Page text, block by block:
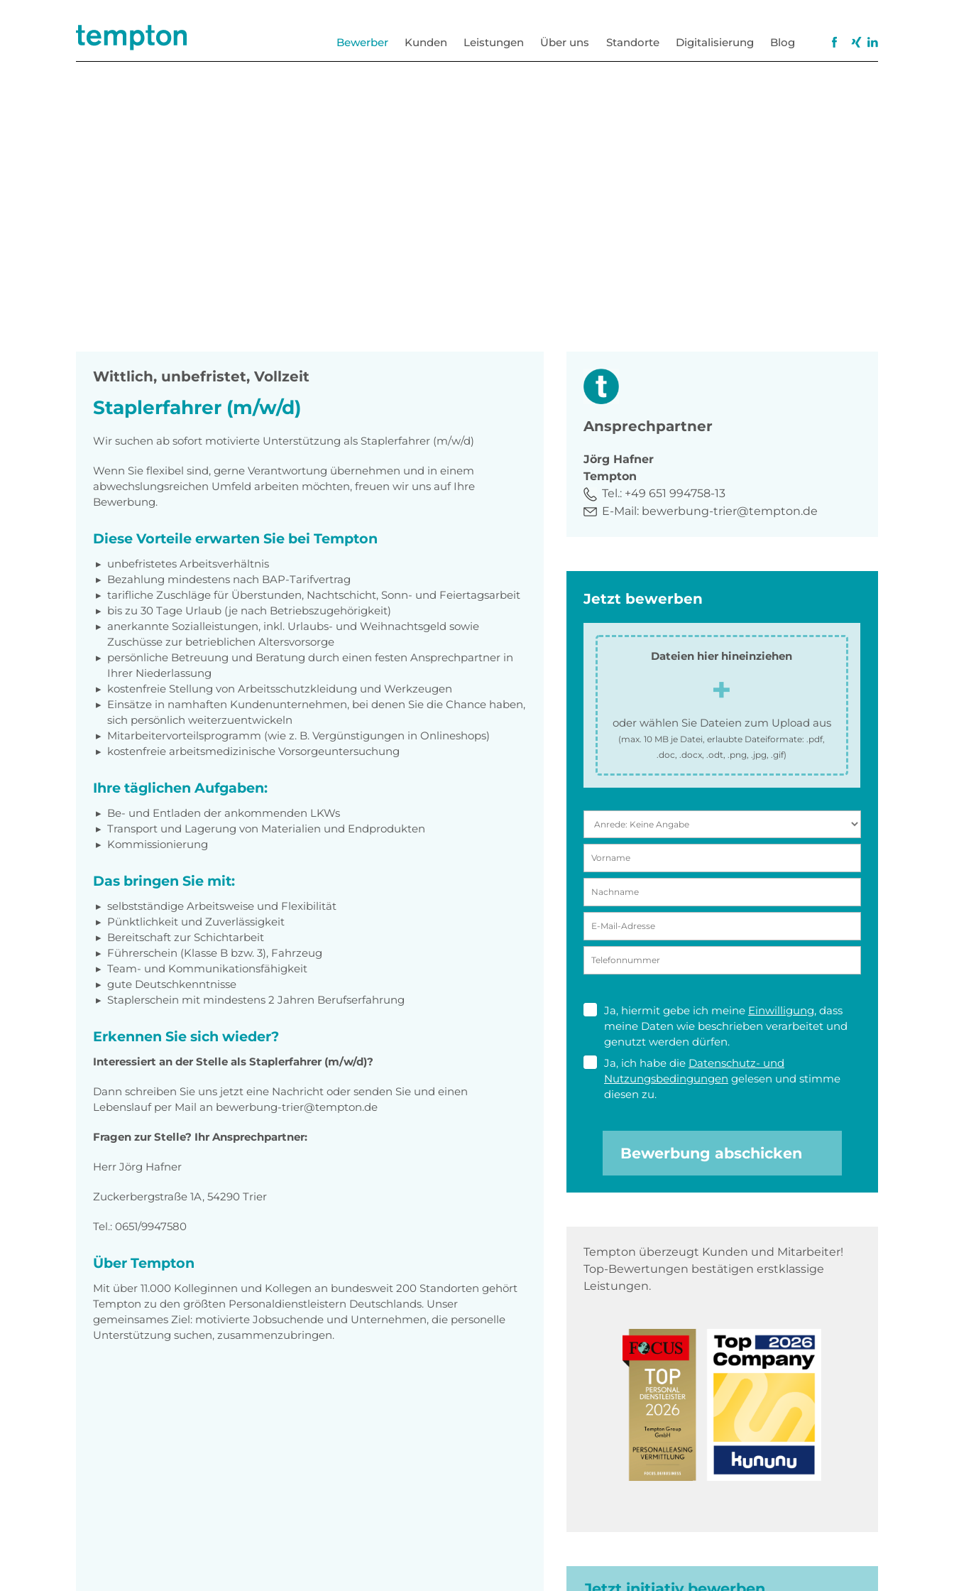
Bewerber Kunden Leistungen Über uns Standorte Digitalisierung Blog
Wittlich, unbefristet, Vollzeit
Staplerfahrer (m/w/d)
Wir suchen ab sofort motivierte Unterstützung als Staplerfahrer (m/w/d)
Wenn Sie flexibel sind, gerne Verantwortung übernehmen und in einem
abwechslungsreichen Umfeld arbeiten möchten, freuen wir uns auf Ihre
Bewerbung.
Diese Vorteile erwarten Sie bei Tempton
unbefristetes Arbeitsverhältnis
Bezahlung mindestens nach BAP-Tarifvertrag
tarifliche Zuschläge für Überstunden, Nachtschicht, Sonn- und Feiertagsarbeit
bis zu 30 Tage Urlaub (je nach Betriebszugehörigkeit)
anerkannte Sozialleistungen, inkl. Urlaubs- und Weihnachtsgeld sowie
Zuschüsse zur betrieblichen Altersvorsorge
persönliche Betreuung und Beratung durch einen festen Ansprechpartner in
Ihrer Niederlassung
kostenfreie Stellung von Arbeitsschutzkleidung und Werkzeugen
Einsätze in namhaften Kundenunternehmen, bei denen Sie die Chance haben,
sich persönlich weiterzuentwickeln
Mitarbeitervorteilsprogramm (wie z. B. Vergünstigungen in Onlineshops)
kostenfreie arbeitsmedizinische Vorsorgeuntersuchung
Ihre täglichen Aufgaben:
Be- und Entladen der ankommenden LKWs
Transport und Lagerung von Materialien und Endprodukten
Kommissionierung
Das bringen Sie mit:
selbstständige Arbeitsweise und Flexibilität
Pünktlichkeit und Zuverlässigkeit
Bereitschaft zur Schichtarbeit
Führerschein (Klasse B bzw. 3), Fahrzeug
Team- und Kommunikationsfähigkeit
gute Deutschkenntnisse
Staplerschein mit mindestens 2 Jahren Berufserfahrung
Erkennen Sie sich wieder?
Interessiert an der Stelle als Staplerfahrer (m/w/d)?
Dann schreiben Sie uns jetzt eine Nachricht oder senden Sie und einen
Lebenslauf per Mail an bewerbung-trier@tempton.de
Fragen zur Stelle? Ihr Ansprechpartner:
Herr Jörg Hafner
Zuckerbergstraße 1A, 54290 Trier
Tel.: 0651/9947580
Über Tempton
Mit über 11.000 Kolleginnen und Kollegen an bundesweit 200 Standorten gehört
Tempton zu den größten Personaldienstleistern Deutschlands. Unser
gemeinsames Ziel: motivierte Jobsuchende und Unternehmen, die personelle
Unterstützung suchen, zusammenzubringen.
Ansprechpartner
Jörg Hafner
Tempton
Tel.: +49 651 994758-13
E-Mail: bewerbung-trier@tempton.de
Jetzt bewerben
Dateien hier hineinziehen
oder wählen Sie Dateien zum Upload aus
(max.10 MB je Datei, erlaubte Dateiformate:.pdf,
.doc, .docx, .odt, .png, .jpg, .gif)
Ja, hiermit gebe ich meine Einwilligung, dass
meine Daten wie beschrieben verarbeitet und
genutzt werden dürfen.
Ja, ich habe die Datenschutz- und
Nutzungsbedingungen gelesen und stimme
diesen zu.
Bewerbung abschicken
Tempton überzeugt Kunden und Mitarbeiter!
Top-Bewertungen bestätigen erstklassige
Leistungen.